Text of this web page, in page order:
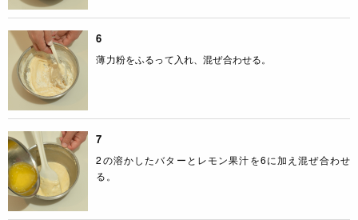
6
薄力粉をふるって入れ、混ぜ合わせる。
7
2の溶かしたバターとレモン果汁を6に加え混ぜ合わせ
る。